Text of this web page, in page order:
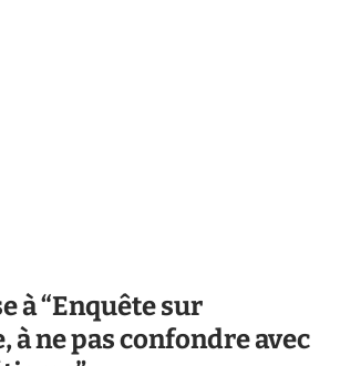
à “Enquête sur
ne pas confondre avec